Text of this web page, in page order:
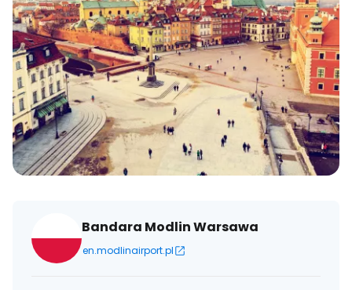
Bandara Modlin Warsawa
en.modlinairport.pl